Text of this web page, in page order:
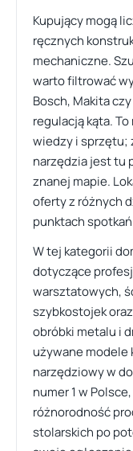
Kupujący mogą
ręcznych
mechaniczne.
warto filtrować
Bosch, Makita
regulacją kąta.
wiedzy i sprzętu;
narzędzia jest tu
znanej mapie.
oferty z różnych
punktach
W tej kategorii
dotyczące
warsztatowych,
szybkostojek
obróbki metalu i
używane modele
narzędziowy w
numer 1 w
różnorodność
stolarskich po